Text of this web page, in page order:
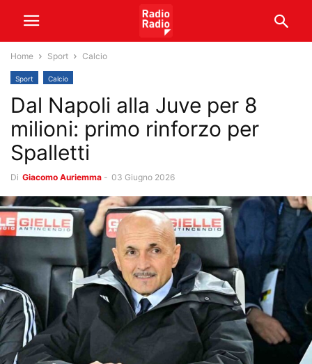
Home Sport Calcio
Sport Calcio
Dal Napoli alla Juve per 8
milioni: primo rinforzo per
Spalletti
Di Giacomo Auriemma - 03 Giugno 2026